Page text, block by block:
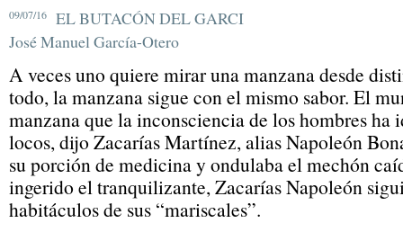
09/07/16
EL BUTACÓN DEL GARCI
José Manuel García-Otero
A veces uno quiere mirar una manzana desde
todo, la manzana sigue con el mismo sabor. El
manzana que la inconsciencia de los hombres ha
locos, dijo Zacarías Martínez, alias Napoleón
su porción de medicina y ondulaba el mechón
ingerido el tranquilizante, Zacarías Napoleón
habitáculos de sus “mariscales”.